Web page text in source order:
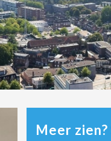
Meer